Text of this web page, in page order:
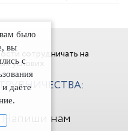
сотрудничать на
услових
Напиши нам
было
вы
с
даёте